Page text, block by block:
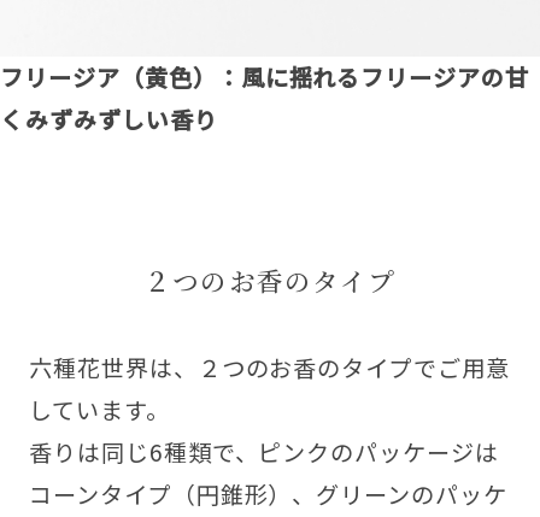
フリージア（黄色）：風に揺れるフリージアの甘
くみずみずしい香り
２つのお香のタイプ
六種花世界は、２つのお香のタイプでご用意
しています。
香りは同じ6種類で、ピンクのパッケージは
コーンタイプ（円錐形）、グリーンのパッケ